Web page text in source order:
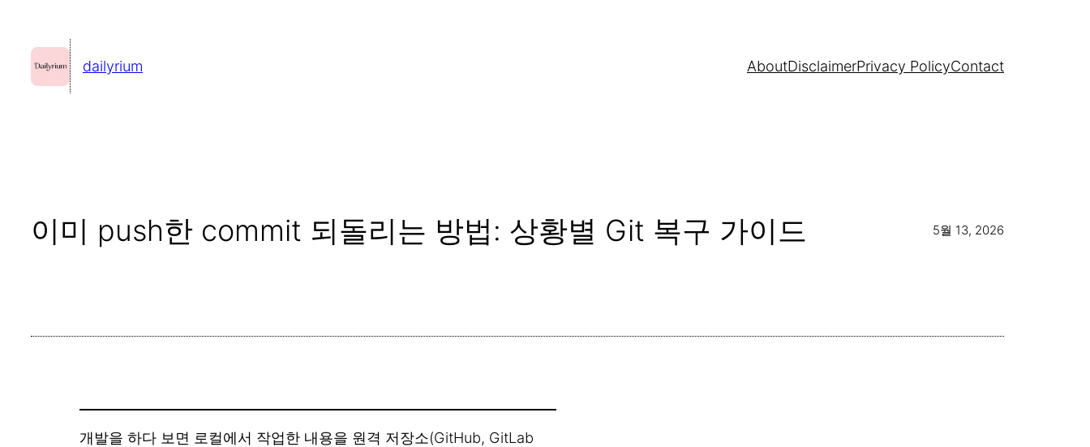
dailyrium AboutDisclaimerPrivacy PolicyContact
이미 push한 commit 되돌리는 방법: 상황별 Git 복구 가이드 5월 13, 2026
개발을 하다 보면 로컬에서 작업한 내용을 원격 저장소(GitHub, GitLab